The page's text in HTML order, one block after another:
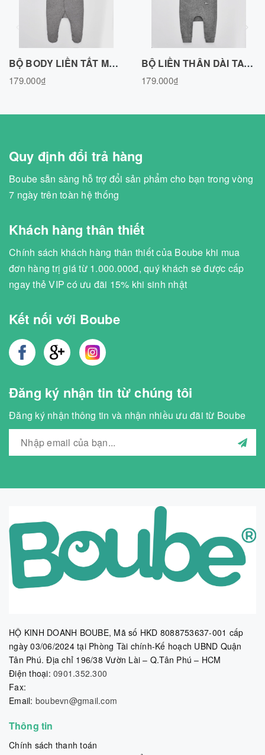
BỘ BODY LIỀN TẤT MÀU GHI - BOUBE, VẢI COTTON ORGANIC, SIZE NEWBORN -BL130523GR-56
179.000₫
BỘ LIỀN THÂN DÀI TAY CỔ TRỤ MÀU GHI - BOUBE, VẢI COTTON ORGANIC -BL120523GR
179.000₫
Quy định đổi trả hàng
Boube sẵn sàng hỗ trợ đổi sản phẩm cho bạn trong vòng
7 ngày trên toàn hệ thống
Khách hàng thân thiết
Chính sách khách hàng thân thiết của Boube khi mua
đơn hàng trị giá từ 1.000.000đ, quý khách sẽ được cấp
ngay thẻ VIP có ưu đãi 15% khi sinh nhật
Kết nối với Boube
Đăng ký nhận tin từ chúng tôi
Đăng ký nhận thông tin và nhận nhiều ưu đãi từ Boube
HỘ KINH DOANH BOUBE, Mã số HKD 8088753637-001 cấp
ngày 03/06/2024 tại Phòng Tài chính-Kế hoạch UBND Quận
Tân Phú. Địa chỉ 196/38 Vườn Lài – Q.Tân Phú – HCM
Điện thoại: 0901.352.300
Fax:
Email: boubevn@gmail.com
Thông tin
Chính sách thanh toán